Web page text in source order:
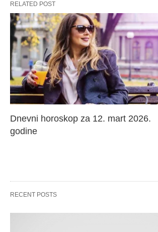
RELATED POST
Dnevni horoskop za 12. mart 2026.
godine
RECENT POSTS